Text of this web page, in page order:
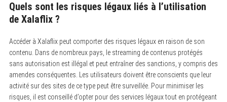
Quels sont les risques légaux liés à l’utilisation
de Xalaflix ?
Accéder à Xalaflix peut comporter des risques légaux en raison de son
contenu. Dans de nombreux pays, le streaming de contenus protégés
sans autorisation est illégal et peut entraîner des sanctions, y compris des
amendes conséquentes. Les utilisateurs doivent être conscients que leur
activité sur des sites de ce type peut être surveillée. Pour minimiser les
risques, il est conseillé d’opter pour des services légaux tout en protégeant